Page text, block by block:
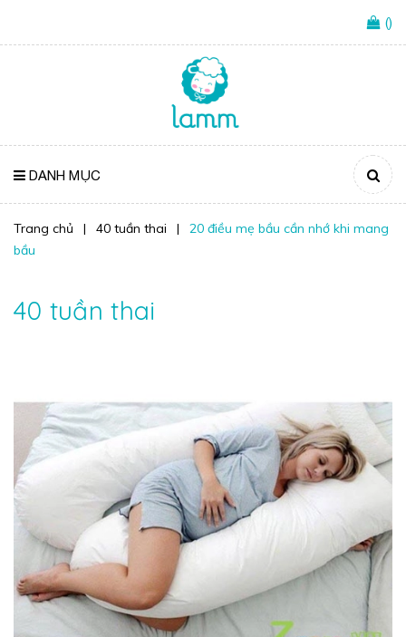
()
DANH MỤC
Trang chủ | 40 tuần thai |
20 điều mẹ bầu cần nhớ khi mang
bầu
40 tuần thai